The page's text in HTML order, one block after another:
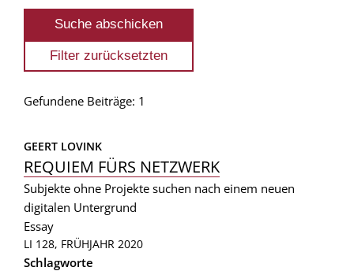
Gefundene Beiträge: 1
GEERT LOVINK
REQUIEM FÜRS NETZWERK
Subjekte ohne Projekte suchen nach einem neuen
digitalen Untergrund
Essay
LI 128, FRÜHJAHR 2020
Schlagworte